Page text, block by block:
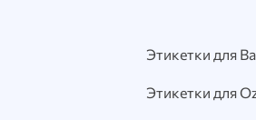
Этикетки для
Этикетки для